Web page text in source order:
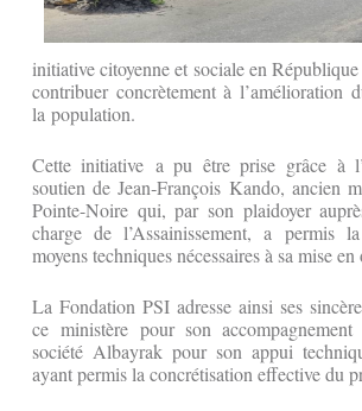
initiative citoyenne et sociale en
contribuer concrètement à l’amélioration
la population.
Cette initiative a pu être prise grâce à
soutien de Jean‑François Kando, ancien
Pointe-Noire qui, par son plaidoyer
charge de l’Assainissement, a permis
moyens techniques nécessaires à sa mise
La Fondation PSI adresse ainsi ses
ce ministère pour son
société Albayrak pour son appui
ayant permis la concrétisation effective du